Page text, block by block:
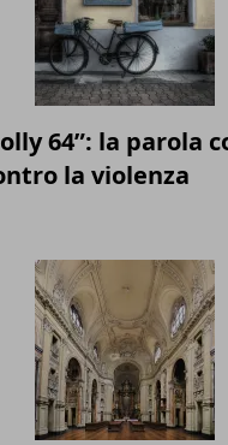
64”: la parola
la violenza